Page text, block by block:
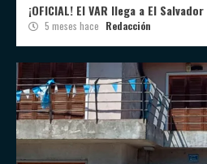
¡OFICIAL! El VAR llega a El Salvador
5 meses hace Redacción